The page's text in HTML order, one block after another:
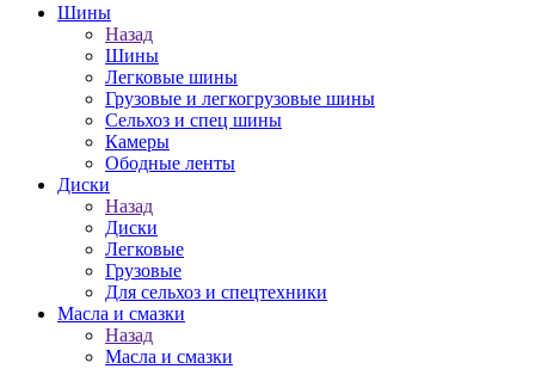
Шины
Назад
Шины
Легковые шины
Грузовые и легкогрузовые шины
Сельхоз и спец шины
Камеры
Ободные ленты
Диски
Назад
Диски
Легковые
Грузовые
Для сельхоз и спецтехники
Масла и смазки
Назад
Масла и смазки